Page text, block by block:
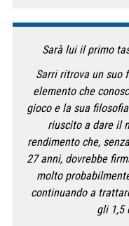
Sarà lui il primo
Sarri ritrova un suo
elemento che
gioco e la sua
riuscito a dare il
rendimento che,
27 anni, dovrebbe
molto
continuando a
gli 1,5